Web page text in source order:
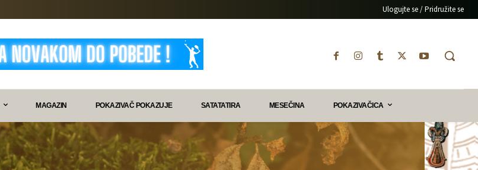
Ulogujte se / Pridružite se
MAGAZIN POKAZIVAČ POKAZUJE SATATATIRA MESEČINA POKAZIVAČICA